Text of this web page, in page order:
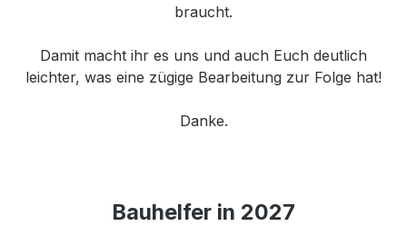
braucht.
Damit macht ihr es uns und auch Euch deutlich
leichter, was eine zügige Bearbeitung zur Folge hat!
Danke.
Bauhelfer in 2027